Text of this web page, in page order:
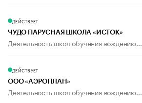
ДЕЙСТВУЕТ
ЧУДО ПАРУСНАЯ ШКОЛА «ИСТОК»
Деятельность школ обучения вождению...
ДЕЙСТВУЕТ
ООО «АЭРОПЛАН»
Деятельность школ обучения вождению...